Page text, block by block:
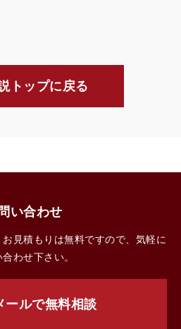
トップに戻る
い合わせ
見積もりは無料ですので、気軽に
わせ下さい。
ールで無料相談